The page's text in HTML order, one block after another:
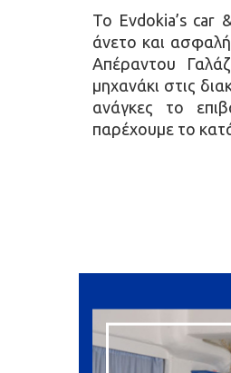
Το Evdokia’s car
άνετο και
Απέραντου
μηχανάκι στις
ανάγκες το
παρέχουμε το